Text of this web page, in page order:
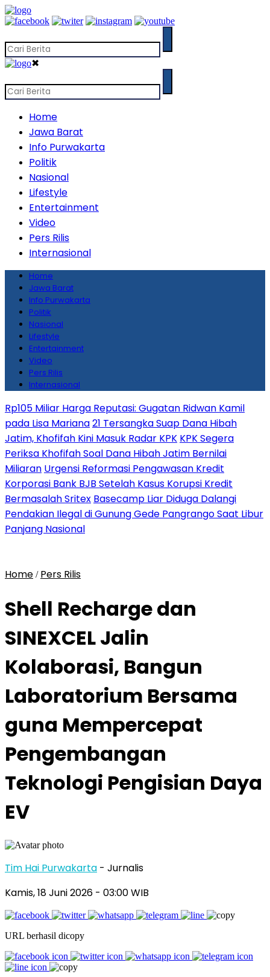
✖
Home
Jawa Barat
Info Purwakarta
Politik
Nasional
Lifestyle
Entertainment
Video
Pers Rilis
Internasional
Home
Jawa Barat
Info Purwakarta
Politik
Nasional
Lifestyle
Entertainment
Video
Pers Rilis
Internasional
Rp105 Miliar Harga Reputasi: Gugatan Ridwan Kamil
pada Lisa Mariana21 Tersangka Suap Dana Hibah
Jatim, Khofifah Kini Masuk Radar KPK KPK Segera
Periksa Khofifah Soal Dana Hibah Jatim Bernilai
Miliaran Urgensi Reformasi Pengawasan Kredit
Korporasi Bank BJB Setelah Kasus Korupsi Kredit
Bermasalah Sritex Basecamp Liar Diduga Dalangi
Pendakian Ilegal di Gunung Gede Pangrango Saat Libur
Panjang Nasional
Home / Pers Rilis
Shell Recharge dan
SINEXCEL Jalin
Kolaborasi, Bangun
Laboratorium Bersama
guna Mempercepat
Pengembangan
Teknologi Pengisian Daya
EV
Tim Hai Purwakarta - Jurnalis
Kamis, 18 Juni 2026 - 03:00 WIB
URL berhasil dicopy